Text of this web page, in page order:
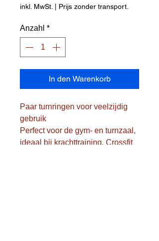
inkl. MwSt. | Prijs zonder transport.
Anzahl *
In den Warenkorb
Paar turnringen voor veelzijdig
gebruik
Perfect voor de gym- en turnzaal,
ideaal bij krachttraining, Crossfit